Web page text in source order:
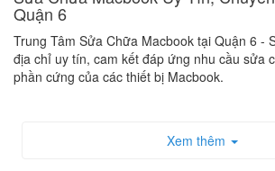
Quận 6
Trung Tâm Sửa Chữa Macbook tại Quận 6 -
địa chỉ uy tín, cam kết đáp ứng nhu cầu sửa
phần cứng của các thiết bị Macbook.
Xem thêm